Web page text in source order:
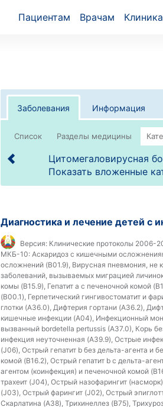
Пациентам Врачам
Заболевания Информация
Список
Цитомегаловирусная
Показать вложенные
Диагностика и лечение детей с
Версия: Клинические протоколы 2006-
МКБ-10: Аскаридоз с кишечными
осложнений (B01.9), Вирусная пневмония, не
заболеваний, вызываемых миграцией
комы (B15.9), Гепатит a с печеночной комой
(B00.1), Герпетический гингивостоматит и
глотки (A36.0), Дифтерия гортани (A36.2),
кишечные инфекции (A04), Инфекционный
вызванный bordetella pertussis (A37.0), Корь
инфекция неуточненная (A39.9), Острые
(J06), Острый гепатит b без дельта-агента и
комой (B16.2), Острый гепатит b с дельта-
агентом (коинфекция) и печеночной комой
трахеит (J04), Острый назофарингит
(J03), Острый фарингит (J02), Острый
Скарлатина (A38), Трихинеллез (B75),